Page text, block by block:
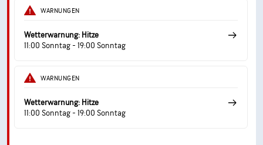
Taupunkt
AccuLumen Brightness Index™ 9 (Sehr hell)
Wolkendecke
WARNUNGEN
Wetterwarnung: Hitze
11:00 Sonntag - 19:00 Sonntag
WARNUNGEN
Wetterwarnung: Hitze
11:00 Sonntag - 19:00 Sonntag